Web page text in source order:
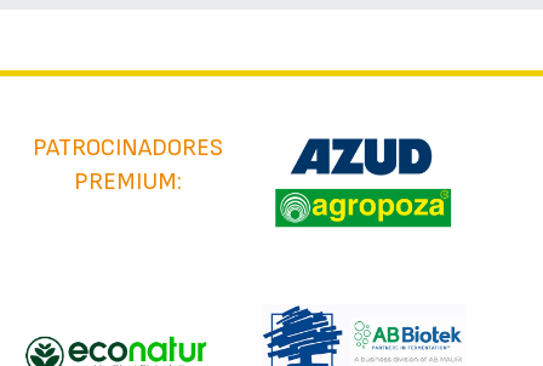
PATROCINADORES
PREMIUM: